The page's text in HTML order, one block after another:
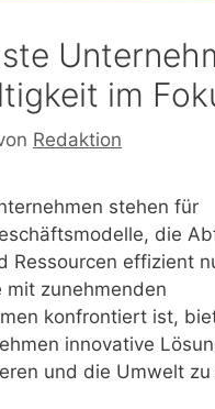
im
Redaktion
stehen für
die
Ressourcen effizient
mit zunehmenden
konfrontiert ist,
innovative
und die Umwelt zu